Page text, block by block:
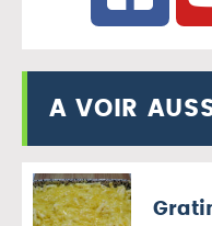
A VOIR